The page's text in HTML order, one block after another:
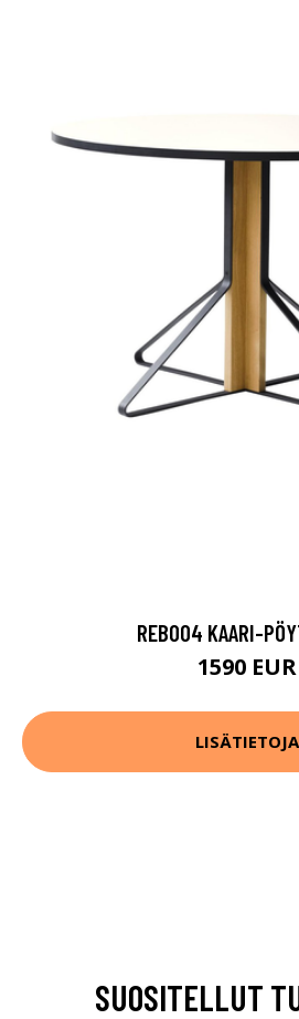
REB004 KAARI-
1590 EUR
LISÄTIETOJA
SUOSITELLUT